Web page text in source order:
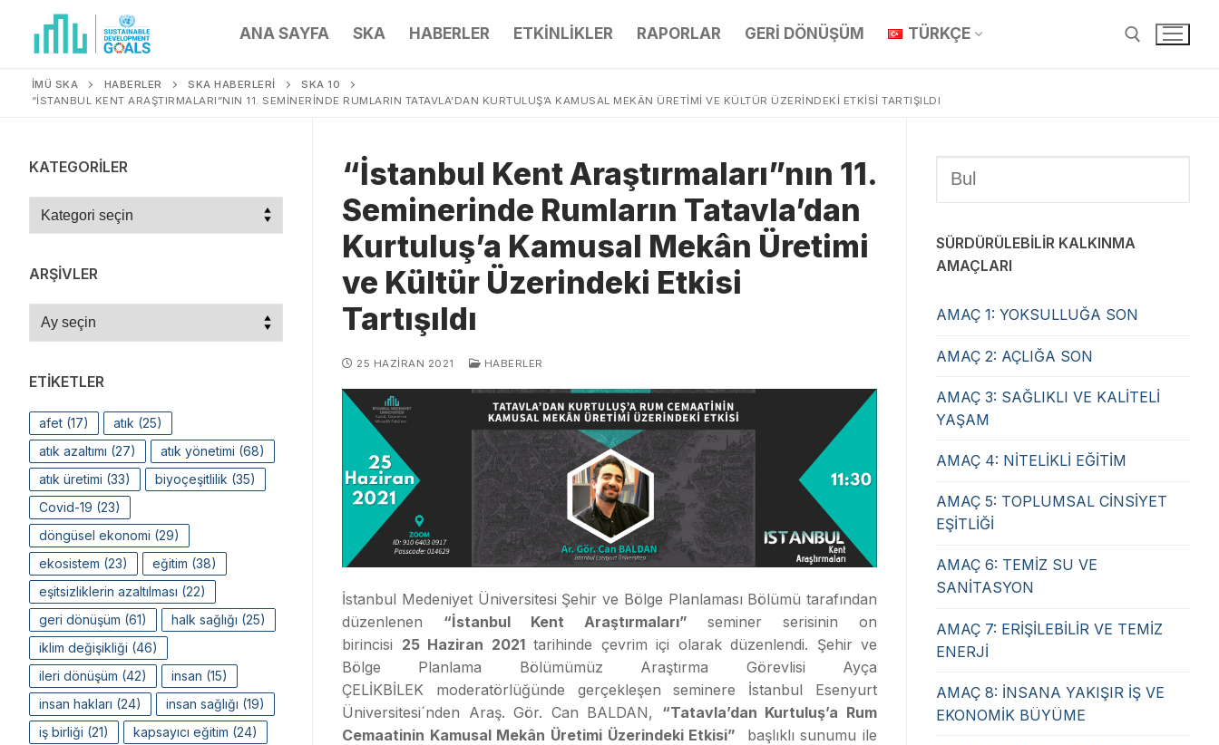
ANA SAYFA SKA HABERLER ETKİNLİKLER RAPORLAR GERİ DÖNÜŞÜM TÜRKÇE
İMÜ SKA HABERLER SKA HABERLERİ
SKA 10
“İSTANBUL KENT ARAŞTIRMALARI”NIN 11. SEMINERINDE RUMLARIN TATAVLA’DAN KURTULUŞ’A KAMUSAL MEKÂN ÜRETIMI VE KÜLTÜR ÜZERINDEKI ETKISI TARTIŞILDI
“İstanbul Kent Araştırmaları”nın 11.
Seminerinde Rumların Tatavla’dan
Kurtuluş’a Kamusal Mekân Üretimi
ve Kültür Üzerindeki Etkisi
Tartışıldı
25 HAZIRAN 2021 HABERLER
İstanbul Medeniyet Üniversitesi Şehir ve Bölge Planlaması Bölümü tarafından
düzenlenen “İstanbul Kent Araştırmaları” seminer serisinin on
birincisi 25 Haziran 2021tarihinde çevrim içi olarak düzenlendi. Şehir ve
Bölge Planlama Bölümümüz Araştırma Görevlisi Ayça
ÇELİKBİLEK moderatörlüğünde gerçekleşen seminere İstanbul Esenyurt
Üniversitesi´nden Araş. Gör. Can BALDAN, “Tatavla’dan Kurtuluş’a Rum
Cemaatinin Kamusal Mekân Üretimi Üzerindeki Etkisi”
başlıklı sunumu ile
SÜRDÜRÜLEBİLİR KALKINMA
AMAÇLARI
AMAÇ 1: YOKSULLUĞA SON
AMAÇ 2: AÇLIĞA SON
AMAÇ 3: SAĞLIKLI VE KALİTELİ
YAŞAM
AMAÇ 4: NİTELİKLİ EĞİTİM
AMAÇ 5: TOPLUMSAL CİNSİYET
EŞİTLİĞİ
AMAÇ 6: TEMİZ SU VE
SANİTASYON
AMAÇ 7: ERİŞİLEBİLİR VE TEMİZ
ENERJİ
AMAÇ 8: İNSANA YAKIŞIR İŞ VE
EKONOMİK BÜYÜME
KATEGORILER
ARŞIVLER
ETIKETLER
afet (17) atık (25)
atık azaltımı (27) atık yönetimi (68)
atık üretimi (33) biyoçeşitlilik (35)
Covid-19 (23)
döngüsel ekonomi (29)
ekosistem (23) eğitim (38)
eşitsizliklerin azaltılması (22)
geri dönüşüm (61) halk sağlığı (25)
iklim değişikliği (46)
ileri dönüşüm (42) insan (15)
insan hakları (24) insan sağlığı (19)
iş birliği (21) kapsayıcı eğitim (24)